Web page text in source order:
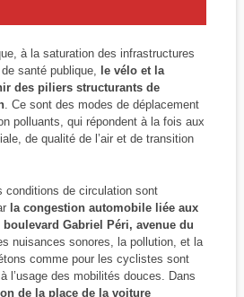
à la saturation des infrastructures
santé publique, le vélo et la
des piliers structurants de
. Ce sont des modes de déplacement
polluants, qui répondent à la fois aux
de qualité de l’air et de transition
conditions de circulation sont
la congestion automobile liée aux
boulevard Gabriel Péri, avenue du
nuisances sonores, la pollution, et la
comme pour les cyclistes sont
l’usage des mobilités douces. Dans
de la place de la voiture